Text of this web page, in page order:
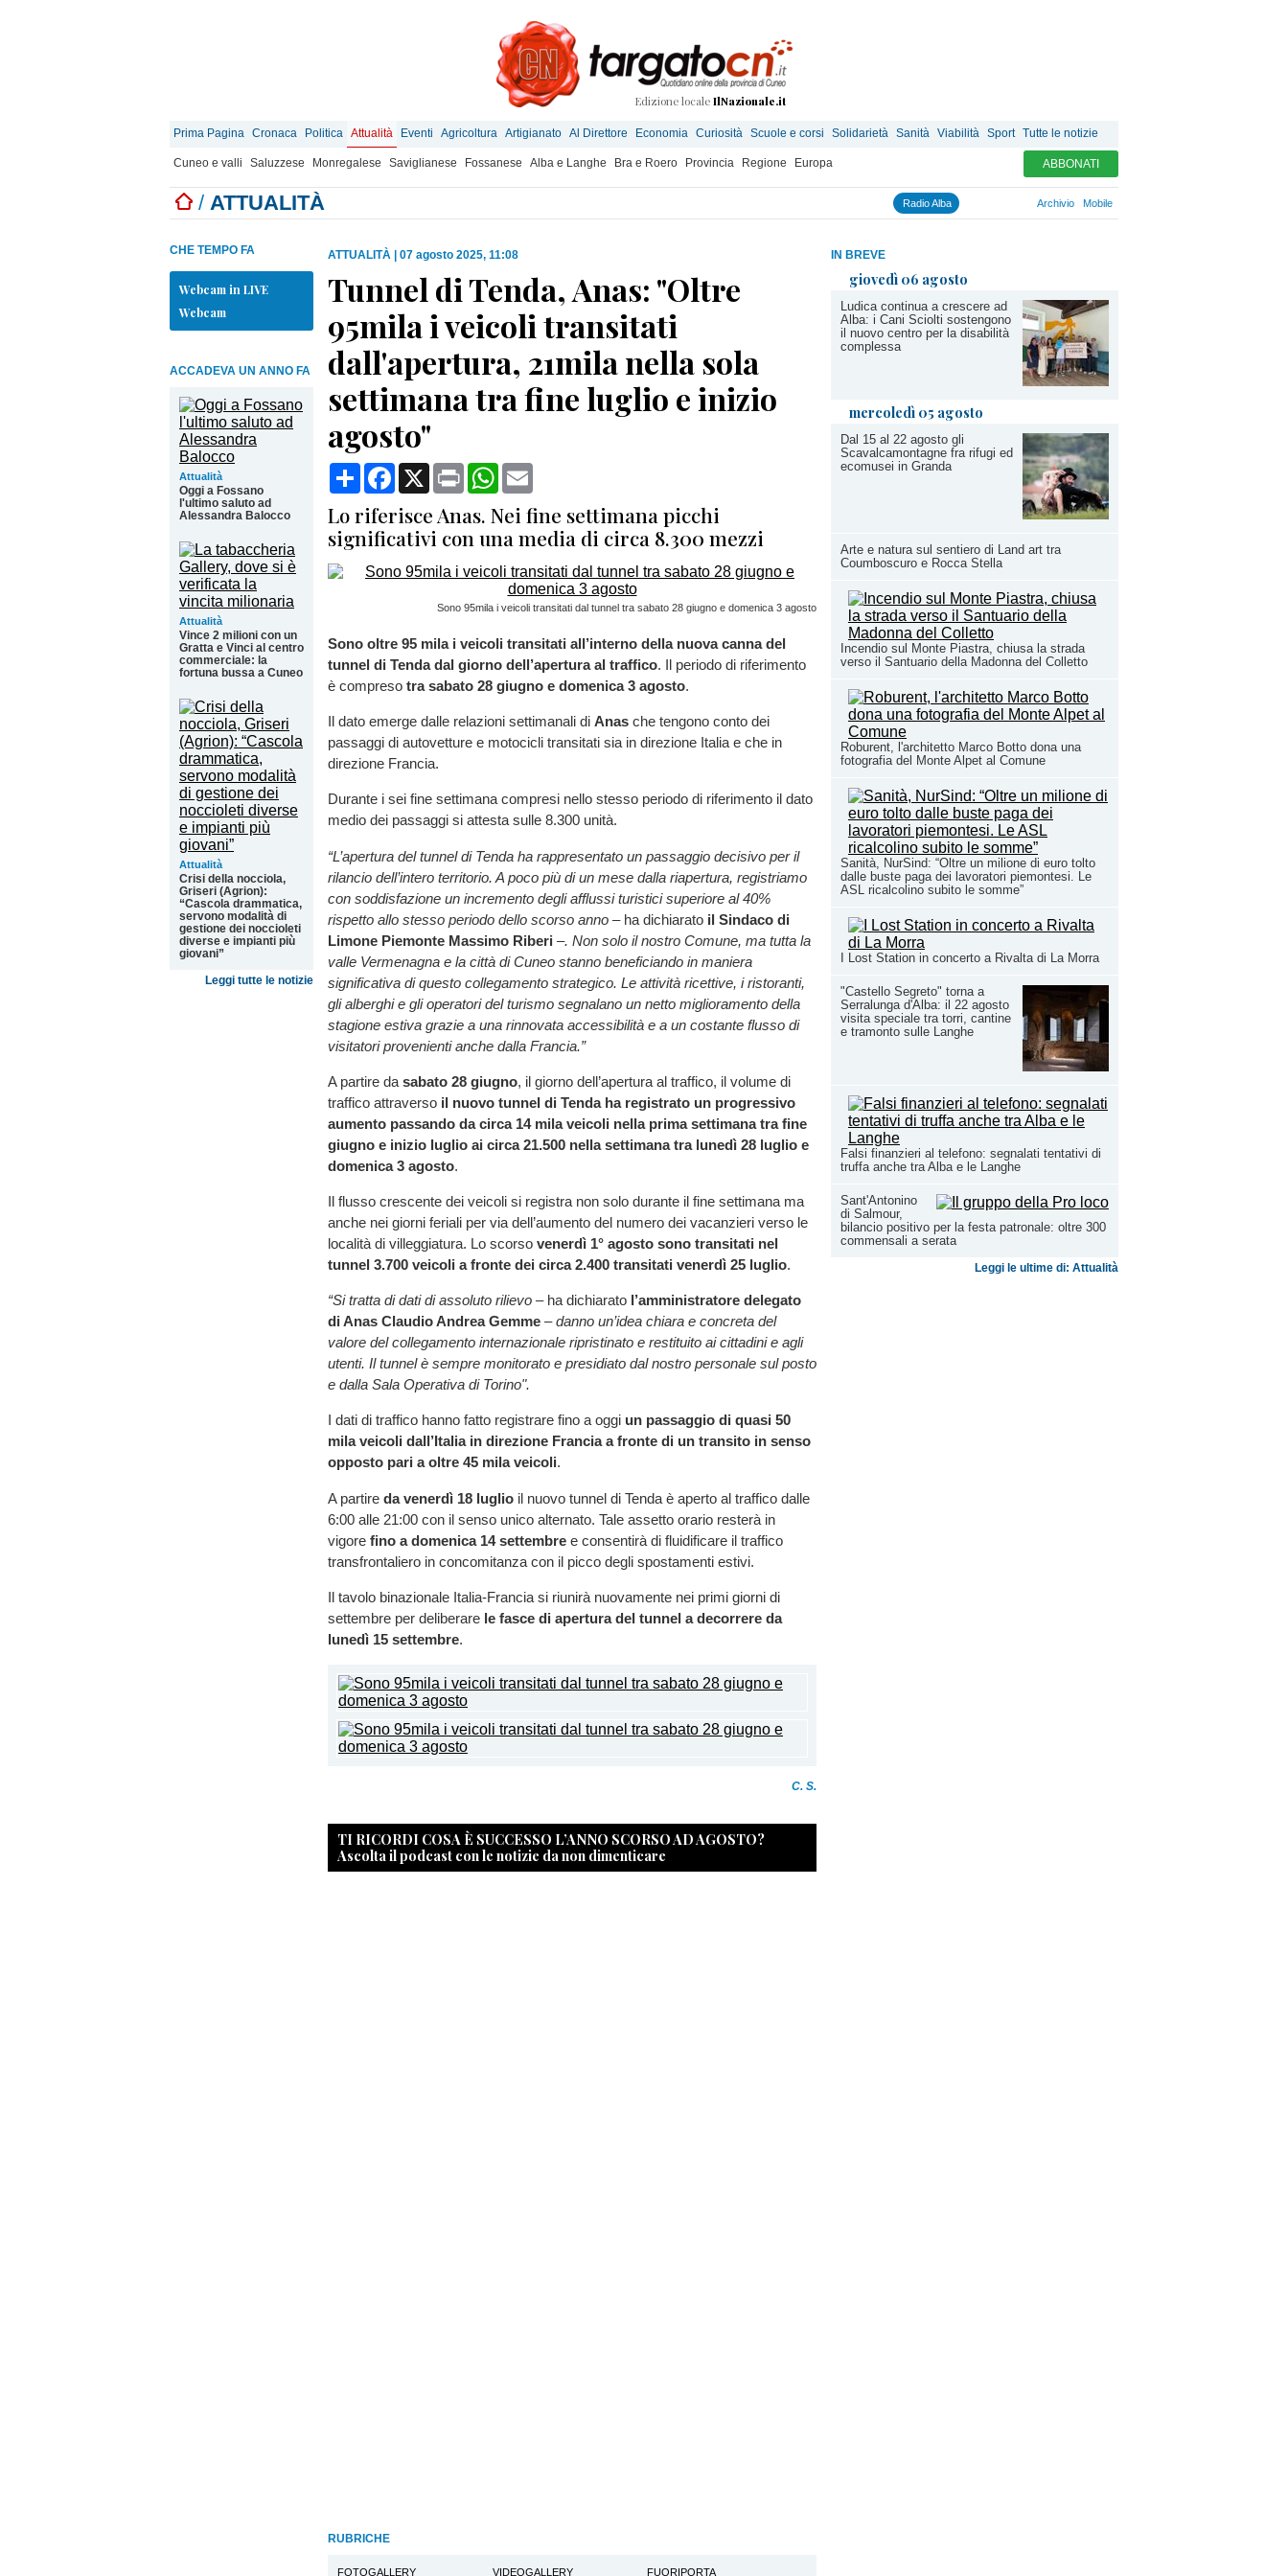
Edizione locale IlNazionale.it
Prima Pagina Cronaca Politica Attualità Eventi Agricoltura Artigianato Al Direttore Economia Curiosità Scuole e corsi Solidarietà Sanità Viabilità Sport Tutte le notizie
Cuneo e valli Saluzzese Monregalese Saviglianese Fossanese Alba e Langhe Bra e Roero Provincia Regione Europa ABBONATI
/ ATTUALITÀ Radio Alba Archivio Mobile
IN BREVE
giovedì 06 agosto
Ludica continua a crescere ad
Alba: i Cani Sciolti sostengono
il nuovo centro per la disabilità
complessa
mercoledì 05 agosto
Dal 15 al 22 agosto gli
Scavalcamontagne fra rifugi ed
ecomusei in Granda
Arte e natura sul sentiero di Land art tra
Coumboscuro e Rocca Stella
Incendio sul Monte Piastra, chiusa la strada
verso il Santuario della Madonna del Colletto
Roburent, l'architetto Marco Botto dona una
fotografia del Monte Alpet al Comune
Sanità, NurSind: “Oltre un milione di euro tolto
dalle buste paga dei lavoratori piemontesi. Le
ASL ricalcolino subito le somme”
I Lost Station in concerto a Rivalta di La Morra
"Castello Segreto" torna a
Serralunga d'Alba: il 22 agosto
visita speciale tra torri, cantine
e tramonto sulle Langhe
Falsi finanzieri al telefono: segnalati tentativi di
truffa anche tra Alba e le Langhe
Sant'Antonino
di Salmour,
bilancio positivo per la festa patronale: oltre 300
commensali a serata
Leggi le ultime di: Attualità
CHE TEMPO FA
Webcam in LIVE
Webcam
ACCADEVA UN ANNO FA
Attualità
Oggi a Fossano
l'ultimo saluto ad
Alessandra Balocco
Attualità
Vince 2 milioni con un
Gratta e Vinci al centro
commerciale: la
fortuna bussa a Cuneo
Attualità
Crisi della nocciola,
Griseri (Agrion):
“Cascola drammatica,
servono modalità di
gestione dei noccioleti
diverse e impianti più
giovani”
Leggi tutte le notizie
ATTUALITÀ 07 agosto 2025, 11:08
Tunnel di Tenda, Anas: "Oltre
95mila i veicoli transitati
dall'apertura, 21mila nella sola
settimana tra fine luglio e inizio
agosto"
CondividiFacebook
X Print WhatsApp
Lo riferisce Anas. Nei fine settimana picchi
significativi con una media di circa 8.300 mezzi
Sono 95mila i veicoli transitati dal tunnel tra sabato 28 giugno e domenica 3 agosto
Sono oltre 95 mila i veicoli transitati all’interno della nuova canna del
tunnel di Tenda dal giorno dell’apertura al traffico. Il periodo di riferimento
è compreso tra sabato 28 giugno e domenica 3 agosto.
Il dato emerge dalle relazioni settimanali di Anas che tengono conto dei
passaggi di autovetture e motocicli transitati sia in direzione Italia e che in
direzione Francia.
Durante i sei fine settimana compresi nello stesso periodo di riferimento il dato
medio dei passaggi si attesta sulle 8.300 unità.
“L’apertura del tunnel di Tenda ha rappresentato un passaggio decisivo per il
rilancio dell’intero territorio. A poco più di un mese dalla riapertura, registriamo
con soddisfazione un incremento degli afflussi turistici superiore al 40%
rispetto allo stesso periodo dello scorso anno – ha dichiarato il Sindaco di
Limone Piemonte Massimo Riberi –. Non solo il nostro Comune, ma tutta la
valle Vermenagna e la città di Cuneo stanno beneficiando in maniera
significativa di questo collegamento strategico. Le attività ricettive, i ristoranti,
gli alberghi e gli operatori del turismo segnalano un netto miglioramento della
stagione estiva grazie a una rinnovata accessibilità e a un costante flusso di
visitatori provenienti anche dalla Francia.”
A partire da sabato 28 giugno, il giorno dell’apertura al traffico, il volume di
traffico attraverso il nuovo tunnel di Tenda ha registrato un progressivo
aumento passando da circa 14 mila veicoli nella prima settimana tra fine
giugno e inizio luglio ai circa 21.500 nella settimana tra lunedì 28 luglio e
domenica 3 agosto.
Il flusso crescente dei veicoli si registra non solo durante il fine settimana ma
anche nei giorni feriali per via dell’aumento del numero dei vacanzieri verso le
località di villeggiatura. Lo scorso venerdì 1° agosto sono transitati nel
tunnel 3.700 veicoli a fronte dei circa 2.400 transitati venerdì 25 luglio.
“Si tratta di dati di assoluto rilievo – ha dichiarato l’amministratore delegato
di Anas Claudio Andrea Gemme –danno un’idea chiara e concreta del
valore del collegamento internazionale ripristinato e restituito ai cittadini e agli
utenti. Il tunnel è sempre monitorato e presidiato dal nostro personale sul posto
e dalla Sala Operativa di Torino".
I dati di traffico hanno fatto registrare fino a oggi un passaggio di quasi 50
mila veicoli dall’Italia in direzione Francia a fronte di un transito in senso
opposto pari a oltre 45 mila veicoli.
A partire da venerdì 18 luglio il nuovo tunnel di Tenda è aperto al traffico dalle
6:00 alle 21:00 con il senso unico alternato. Tale assetto orario resterà in
vigore fino a domenica 14 settembre e consentirà di fluidificare il traffico
transfrontaliero in concomitanza con il picco degli spostamenti estivi.
Il tavolo binazionale Italia-Francia si riunirà nuovamente nei primi giorni di
settembre per deliberare le fasce di apertura del tunnel a decorrere da
lunedì 15 settembre.
C. S.
TI RICORDI COSA È SUCCESSO L’ANNO SCORSO AD AGOSTO?
Ascolta il podcast con le notizie da non dimenticare
RUBRICHE
FOTOGALLERY VIDEOGALLERY FUORIPORTA